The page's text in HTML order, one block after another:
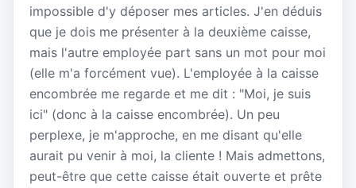
impossible d'y déposer mes articles. J'en déduis
que je dois me présenter à la deuxième caisse,
mais l'autre employée part sans un mot pour moi
(elle m'a forcément vue). L'employée à la caisse
encombrée me regarde et me dit : "Moi, je suis
ici" (donc à la caisse encombrée). Un peu
perplexe, je m'approche, en me disant qu'elle
aurait pu venir à moi, la cliente ! Mais admettons,
peut-être que cette caisse était ouverte et prête